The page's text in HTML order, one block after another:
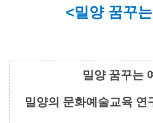
<밀양 꿈꾸
밀양 꿈꾸는
밀양의 문화예술교육 연